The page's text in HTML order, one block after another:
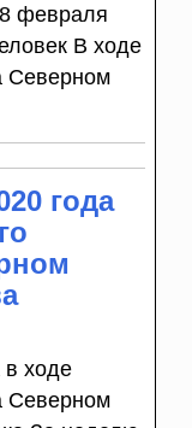
февраля
В ходе
Северном
года
в ходе
Северном